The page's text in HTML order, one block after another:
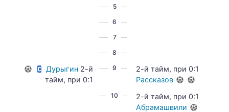
5
6
7
8
Дурыгин2-й
тайм, при 0:1
9
2-й тайм, при 0:1
Рассказов
10
2-й тайм, при 0:1
Абрамашвили